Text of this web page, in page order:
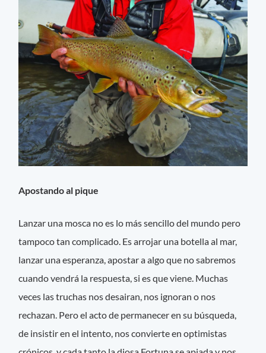
Apostando al pique
Lanzar una mosca no es lo más sencillo del mundo pero
tampoco tan complicado. Es arrojar una botella al mar,
lanzar una esperanza, apostar a algo que no sabremos
cuando vendrá la respuesta, si es que viene. Muchas
veces las truchas nos desairan, nos ignoran o nos
rechazan. Pero el acto de permanecer en su búsqueda,
de insistir en el intento, nos convierte en optimistas